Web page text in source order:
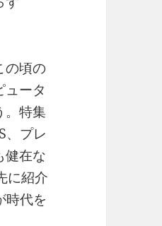
の頃の
ータ
。特集
、プレ
健在な
に紹介
時代を